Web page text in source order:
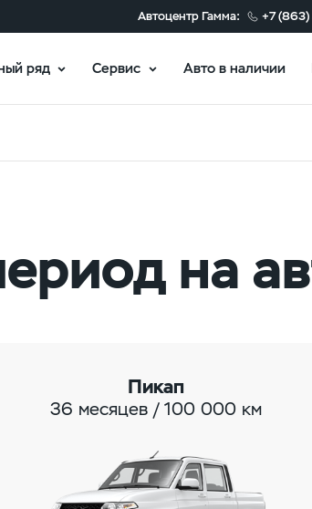
Автоцентр Гамма: +7
ряд Сервис Авто в наличии
на
Пикап
36 месяцев / 100 000 км